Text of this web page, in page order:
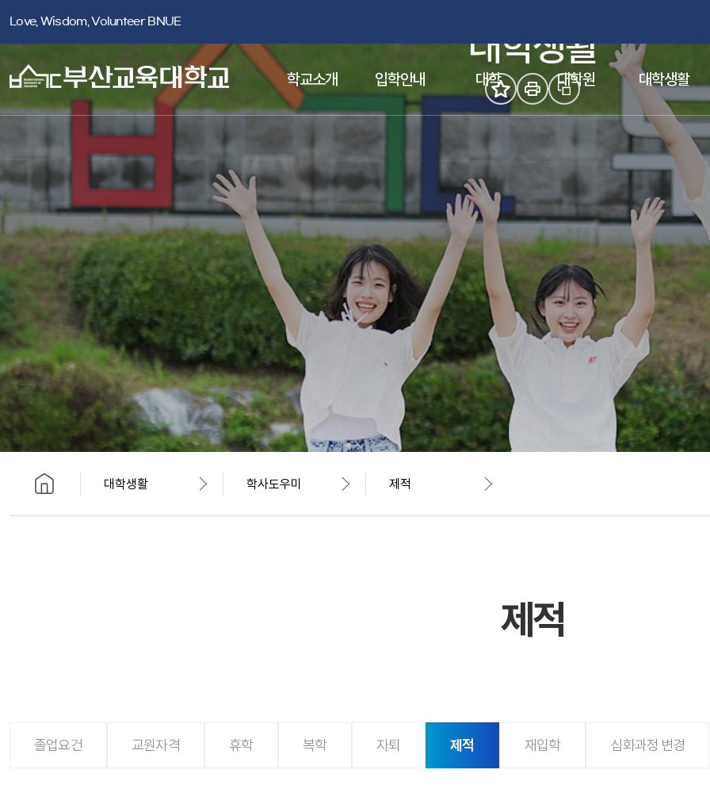
Love, Wisdom, Volunteer BNUE
학교소개 입학안내 (새 창 열림)
대학 대학원 (새 창 열림)대학생활
대학생활
대학생활 학사도우미 제적
제적
졸업요건 교원자격 휴학 복학 자퇴 제적 재입학 심화과정 변경